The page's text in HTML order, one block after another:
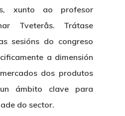
xunto ao profesor
Tveterås. Trátase
sesións do congreso
a dimensión
dos produtos
ámbito clave para
do sector.